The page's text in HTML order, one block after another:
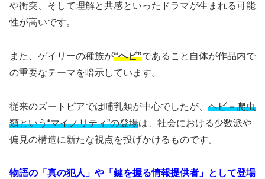
や衝突、そして理解と共感といったドラマが生まれる可能
性が高いです。
また、ゲイリーの種族が“ヘビ”であること自体が作品内で
の重要なテーマを暗示しています。
従来のズートピアでは哺乳類が中心でしたが、 ヘビ＝爬虫
類という“マイノリティ”の登場は、社会における少数派や
偏見の構造に新たな視点を投げかけるものです。
物語の「真の犯人」や「鍵を握る情報提供者」として登場